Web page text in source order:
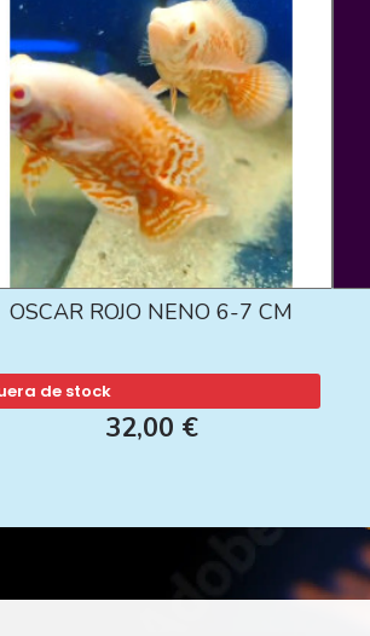
OSCAR ROJO NENO 6-7 CM
de stock
32,00 €